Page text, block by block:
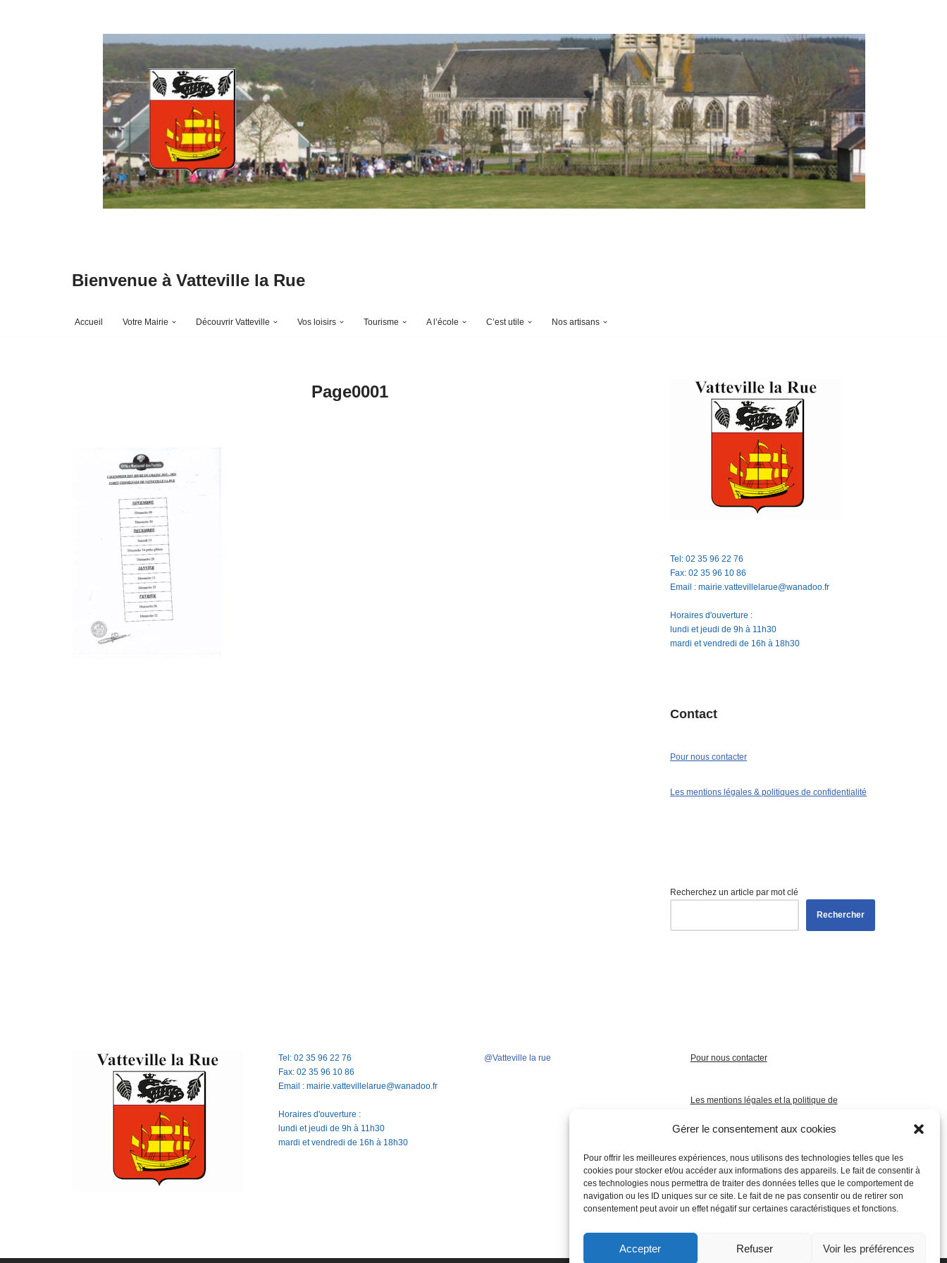
Gérer le consentement aux cookies
Pour offrir les meilleures expériences, nous utilisons des technologies telles que les
cookies pour stocker et/ou accéder aux informations des appareils. Le fait de consentir à
ces technologies nous permettra de traiter des données telles que le comportement de
navigation ou les ID uniques sur ce site. Le fait de ne pas consentir ou de retirer son
consentement peut avoir un effet négatif sur certaines caractéristiques et fonctions.
Accepter Refuser Voir les préférences
Bienvenue à Vatteville la Rue
Accueil Votre Mairie Découvrir Vatteville Vos loisirs Tourisme A l’école C’est utile Nos artisans
Page0001
Tel: 02 35 96 22 76
Fax: 02 35 96 10 86
Email : mairie.vattevillelarue@wanadoo.fr
Horaires d'ouverture :
lundi et jeudi de 9h à 11h30
mardi et vendredi de 16h à 18h30
Contact
Pour nous contacter
Les mentions légales & politiques de confidentialité
Recherchez un article par mot clé
Rechercher
Tel: 02 35 96 22 76
Fax: 02 35 96 10 86
Email : mairie.vattevillelarue@wanadoo.fr
Horaires d'ouverture :
lundi et jeudi de 9h à 11h30
mardi et vendredi de 16h à 18h30
@Vatteville la rue Pour nous contacter
Les mentions légales et la politique de